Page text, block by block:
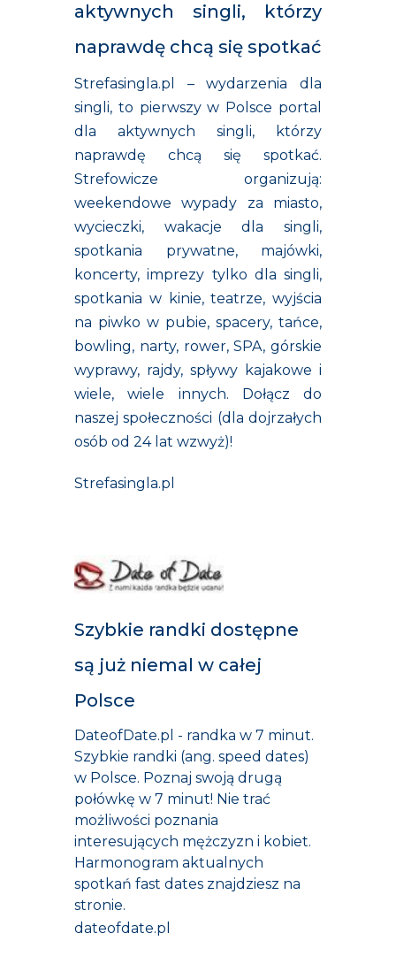
aktywnych singli, którzy
naprawdę chcą się spotkać
Strefasingla.pl – wydarzenia dla
singli, to pierwszy w Polsce portal
dla aktywnych singli, którzy
naprawdę chcą się spotkać.
Strefowicze organizują:
weekendowe wypady za miasto,
wycieczki, wakacje dla singli,
spotkania prywatne, majówki,
koncerty, imprezy tylko dla singli,
spotkania w kinie, teatrze, wyjścia
na piwko w pubie, spacery, tańce,
bowling, narty, rower, SPA, górskie
wyprawy, rajdy, spływy kajakowe i
wiele, wiele innych. Dołącz do
naszej społeczności (dla dojrzałych
osób od 24 lat wzwyż)!
Strefasingla.pl
Szybkie randki dostępne
są już niemal w całej
Polsce
DateofDate.pl - randka w 7 minut.
Szybkie randki (ang. speed dates)
w Polsce. Poznaj swoją drugą
połówkę w 7 minut! Nie trać
możliwości poznania
interesujących mężczyzn i kobiet.
Harmonogram aktualnych
spotkań fast dates znajdziesz na
stronie.
dateofdate.pl